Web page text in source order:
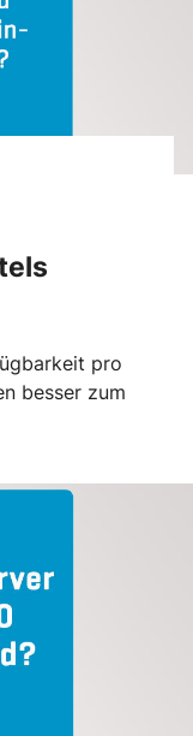
pro
besser zum